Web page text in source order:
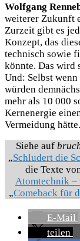
Wolfgang
weiterer Zukunft
Zurzeit gibt es
Konzept, das
technisch sowie
könnte. Das wird
Und: Selbst
würden
mehr als 10 000
Kernenergie
Vermeidung
Siehe auf
„Schludert die
die Texte
Atomtechnik –
„Comeback für
E-Mail
teilen